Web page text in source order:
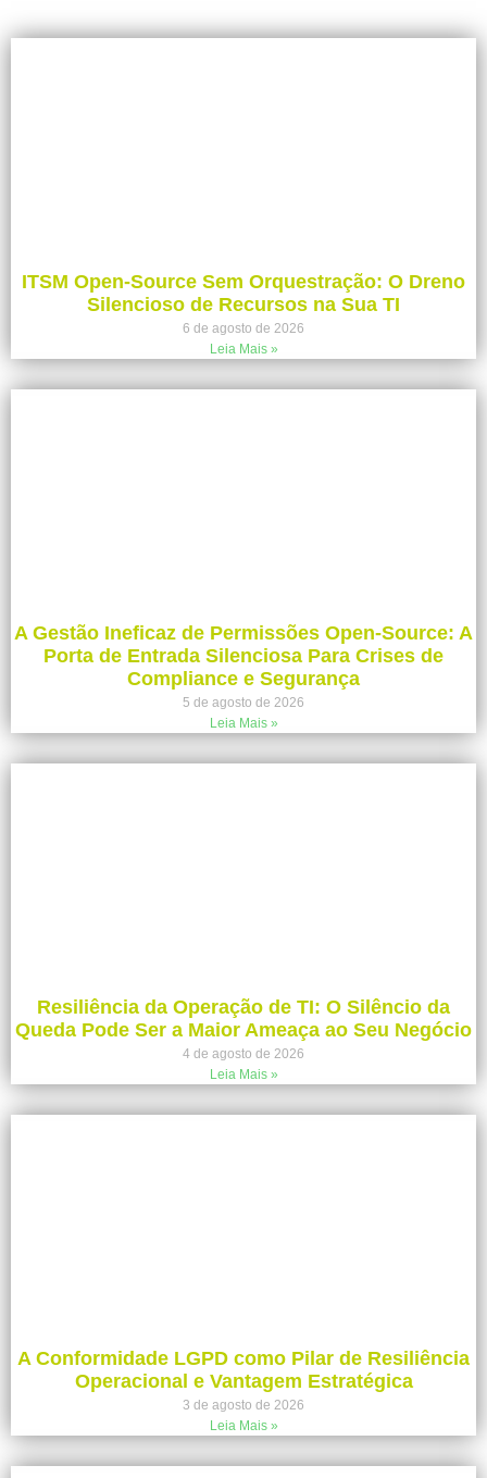
ITSM Open-Source Sem Orquestração: O Dreno
Silencioso de Recursos na Sua TI
6 de agosto de 2026
Leia Mais »
A Gestão Ineficaz de Permissões Open-Source: A
Porta de Entrada Silenciosa Para Crises de
Compliance e Segurança
5 de agosto de 2026
Leia Mais »
Resiliência da Operação de TI: O Silêncio da
Queda Pode Ser a Maior Ameaça ao Seu Negócio
4 de agosto de 2026
Leia Mais »
A Conformidade LGPD como Pilar de Resiliência
Operacional e Vantagem Estratégica
3 de agosto de 2026
Leia Mais »